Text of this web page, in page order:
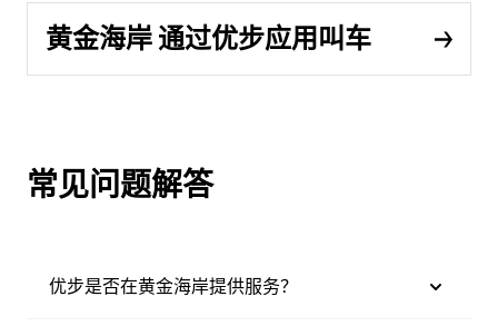
黄金海岸 通过优步应用叫车
常见问题解答
优步是否在黄金海岸提供服务？